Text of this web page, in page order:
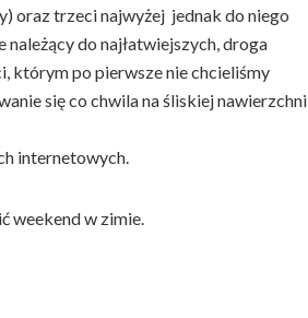
oraz trzeci najwyżej jednak do niego
do najłatwiejszych, droga
którym po pierwsze nie chcieliśmy
się co chwila na śliskiej nawierzchni
internetowych.
weekend w zimie.